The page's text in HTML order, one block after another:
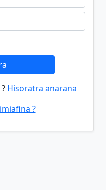
Hisoratra anarana
?